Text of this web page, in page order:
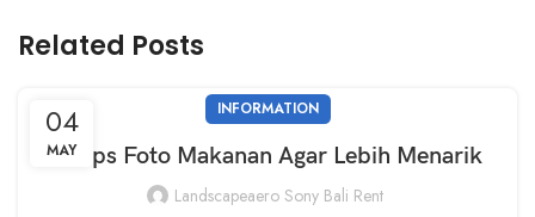
Related Posts
04
MAY
INFORMATION
5 Tips Foto Makanan Agar Lebih Menarik
Landscapeaero Sony Bali Rent